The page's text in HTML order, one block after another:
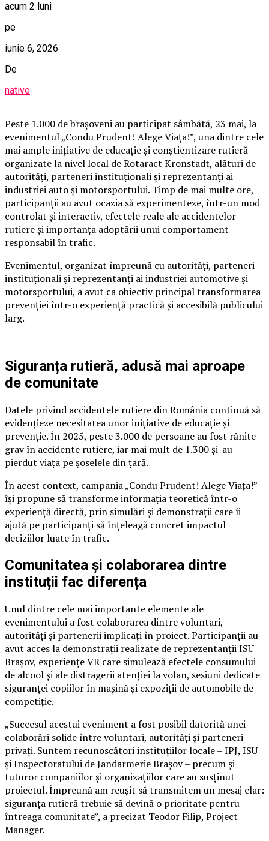
acum 2 luni
pe
iunie 6, 2026
De
native
Peste 1.000 de brașoveni au participat sâmbătă, 23 mai, la
evenimentul „Condu Prudent! Alege Viața!”, una dintre cele
mai ample inițiative de educație și conștientizare rutieră
organizate la nivel local de Rotaract Kronstadt, alături de
autorități, parteneri instituționali și reprezentanți ai
industriei auto și motorsportului. Timp de mai multe ore,
participanții au avut ocazia să experimenteze, într-un mod
controlat și interactiv, efectele reale ale accidentelor
rutiere și importanța adoptării unui comportament
responsabil în trafic.
Evenimentul, organizat împreună cu autorități, parteneri
instituționali și reprezentanți ai industriei automotive și
motorsportului, a avut ca obiectiv principal transformarea
prevenției într-o experiență practică și accesibilă publicului
larg.
Siguranța rutieră, adusă mai aproape
de comunitate
Datele privind accidentele rutiere din România continuă să
evidențieze necesitatea unor inițiative de educație și
prevenție. În 2025, peste 3.000 de persoane au fost rănite
grav în accidente rutiere, iar mai mult de 1.300 și-au
pierdut viața pe șoselele din țară.
În acest context, campania „Condu Prudent! Alege Viața!”
își propune să transforme informația teoretică într-o
experiență directă, prin simulări și demonstrații care îi
ajută pe participanți să înțeleagă concret impactul
deciziilor luate în trafic.
Comunitatea și colaborarea dintre
instituții fac diferența
Unul dintre cele mai importante elemente ale
evenimentului a fost colaborarea dintre voluntari,
autorități și partenerii implicați în proiect. Participanții au
avut acces la demonstrații realizate de reprezentanții ISU
Brașov, experiențe VR care simulează efectele consumului
de alcool și ale distragerii atenției la volan, sesiuni dedicate
siguranței copiilor în mașină și expoziții de automobile de
competiție.
„Succesul acestui eveniment a fost posibil datorită unei
colaborări solide între voluntari, autorități și parteneri
privați. Suntem recunoscători instituțiilor locale – IPJ, ISU
și Inspectoratului de Jandarmerie Brașov – precum și
tuturor companiilor și organizațiilor care au susținut
proiectul. Împreună am reușit să transmitem un mesaj clar:
siguranța rutieră trebuie să devină o prioritate pentru
întreaga comunitate”, a precizat Teodor Filip, Project
Manager.